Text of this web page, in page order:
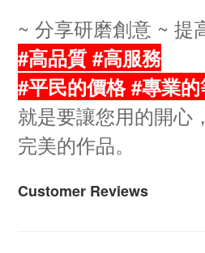
~ 分享研磨創意 ~ 提
#高品質 #高服務
#平民的價格 #專業的
就是要讓您用的開心
完美的作品。
Customer Reviews